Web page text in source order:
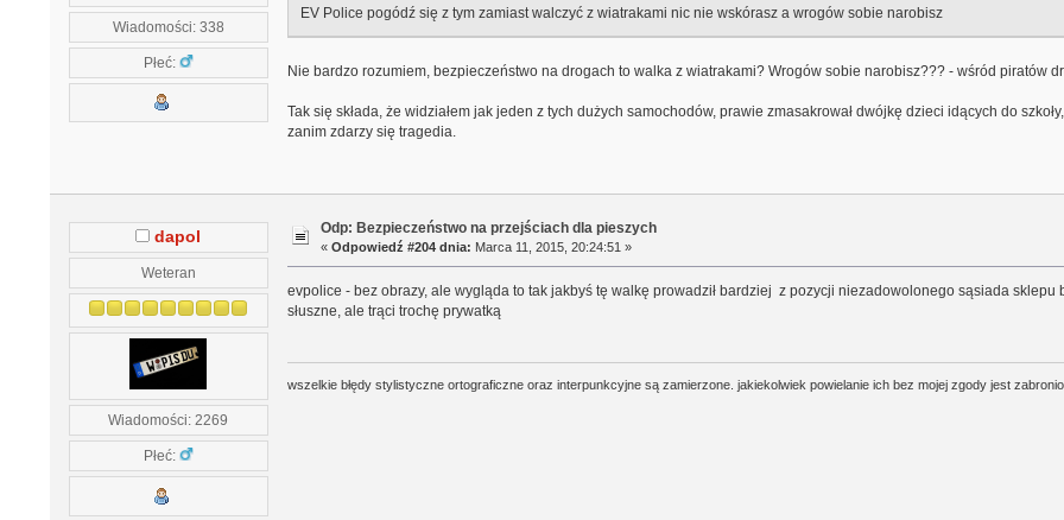
Wiadomości: 338
Płeć:
EV Police pogódź się z tym zamiast walczyć z wiatrakami nic nie wskórasz a wrogów sobie narobisz
Nie bardzo rozumiem, bezpieczeństwo na drogach to walka z wiatrakami? Wrogów sobie narobisz??? - wśród piratów
Tak się składa, że widziałem jak jeden z tych dużych samochodów, prawie zmasakrował dwójkę dzieci idących do
zanim zdarzy się tragedia.
dapol
Weteran
Wiadomości: 2269
Płeć:
Odp: Bezpieczeństwo na przejściach dla pieszych
«Odpowiedź #204 dnia: Marca 11, 2015, 20:24:51 »
evpolice - bez obrazy, ale wygląda to tak jakbyś tę walkę prowadził bardziej z pozycji niezadowolonego sąsiada
słuszne, ale trąci trochę prywatką
wszelkie błędy stylistyczne ortograficzne oraz interpunkcyjne są zamierzone. jakiekolwiek powielanie ich bez mojej zgody jest